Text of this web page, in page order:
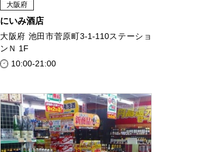
大阪府
にいみ酒店
大阪府 池田市菅原町3-1-110ステーショ
ンＮ 1F
10:00-21:00